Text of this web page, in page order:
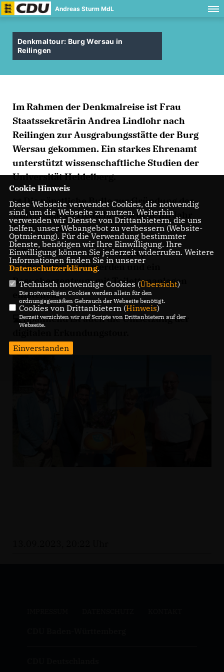
Andreas Sturm MdL
Denkmaltour: Burg Wersau in
Reilingen
Im Rahmen der Denkmalreise ist Frau
Staatssekretärin Andrea Lindlohr nach
Reilingen zur Ausgrabungsstätte der Burg
Wersau gekommen. Ein starkes Ehrenamt
unterstützt wissenschaftliche Studien der
Universität Heidelberg.
📜 Die päpstliche Bulle zur Gründung der
Universität zu Heidelberg wurde im Jahr
1386 hier übergeben.
👨‍🔧 Nun soll der Archäologiepark
weiterentwickelt werden und ein
Besucherzentrum mit Toilettenanlagen
entstehen.
💻 Spannend ist auch die Umsetzung der
Cookie Hinweis
Diese Webseite verwendet Cookies, die notwendig
sind, um die Webseite zu nutzen. Weiterhin
verwenden wir Dienste von Drittanbietern, die uns
helfen, unser Webangebot zu verbessern (Website-
Optmierung). Für die Verwendung bestimmter
Dienste, benötigen wir Ihre Einwilligung. Ihre
Einwilligung können Sie jederzeit widerrufen. Weitere
Informationen finden Sie in unserer
Datenschutzerklärung.
Technisch notwendige Cookies (Übersicht)
Die notwendigen Cookies werden allein für den
ordnungsgemäßen Gebrauch der Webseite benötigt.
Cookies von Drittanbietern (Hinweis)
Derzeit verzichten wir auf Scripte von Drittanbietern auf der
Webseite.
Einverstanden